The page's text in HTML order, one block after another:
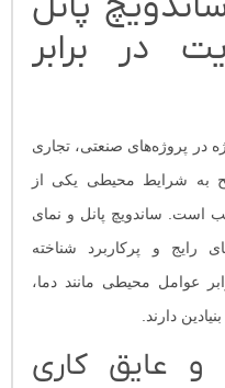
در برابر
در پروژه‌های صنعتی، تجاری
به شرایط محیطی یکی از
است. ساندویچ پانل و نمای
رایج و پرکاربرد شناخته
عوامل محیطی مانند دما،
دارند.
و عایق‌ کاری